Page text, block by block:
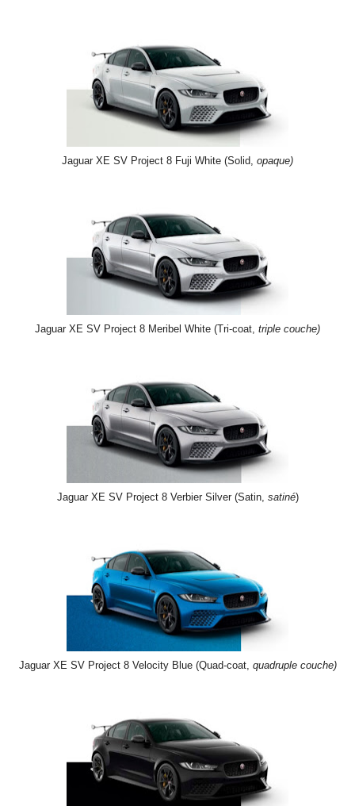
Jaguar XE SV Project 8 Fuji White (Solid, opaque)
Jaguar XE SV Project 8 Meribel White (Tri-coat, triple couche)
Jaguar XE SV Project 8 Verbier Silver (Satin, satiné)
Jaguar XE SV Project 8 Velocity Blue (Quad-coat, quadruple couche)